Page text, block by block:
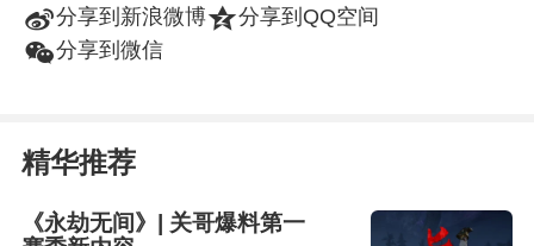
t分享到新浪微博z分享到QQ空间
w分享到微信
精华推荐
《永劫无间》| 关哥爆料第一